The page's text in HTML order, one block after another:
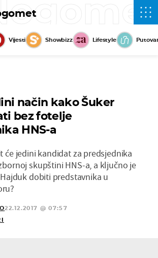
Vijesti Showbizz Lifestyle
način kako Šuker
bez fotelje
HNS-a
će jedini kandidat za predsjednika
skupštini HNS-a, a ključno je
dobiti predstavnika u
22.12.2017 @ 07:57